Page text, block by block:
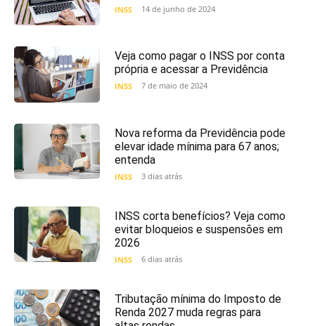
INSS 14 de junho de 2024
Veja como pagar o INSS por conta
própria e acessar a Previdência
INSS 7 de maio de 2024
Nova reforma da Previdência pode
elevar idade mínima para 67 anos;
entenda
INSS 3 dias atrás
INSS corta benefícios? Veja como
evitar bloqueios e suspensões em
2026
INSS 6 dias atrás
Tributação mínima do Imposto de
Renda 2027 muda regras para